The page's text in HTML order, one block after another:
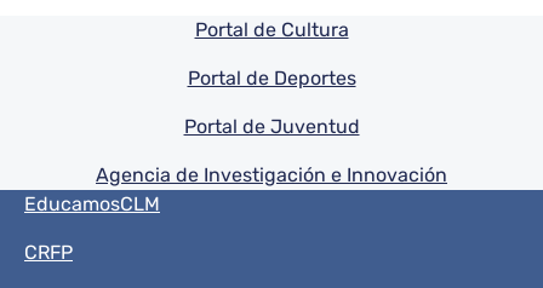
Pie de pagina información
Portal de Cultura
Portal de Deportes
Portal de Juventud
Agencia de Investigación e Innovación
Menú del pie
EducamosCLM
CRFP